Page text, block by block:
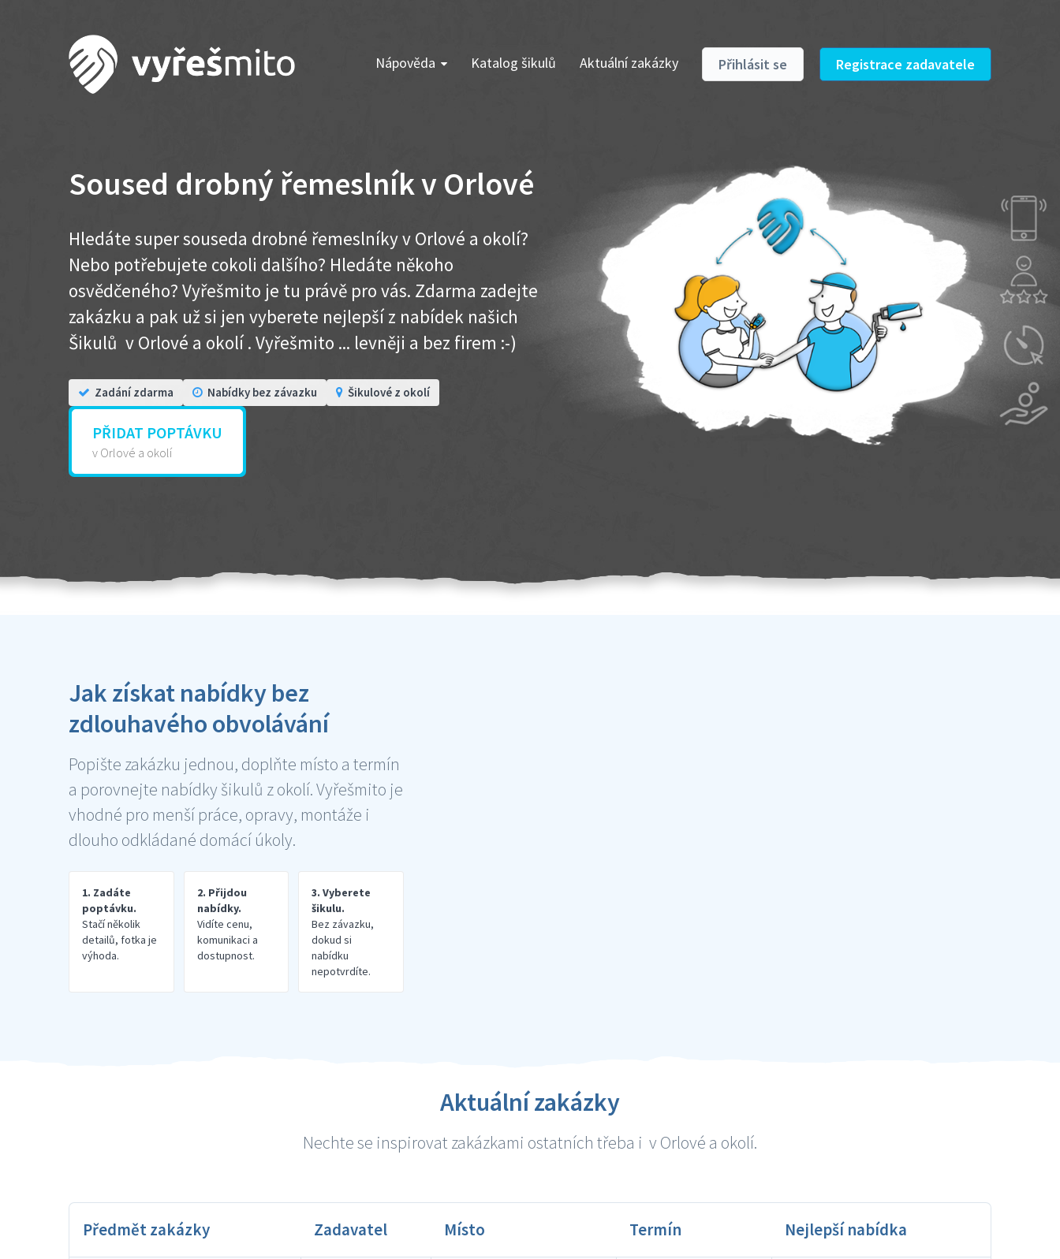
Nápověda Katalog šikulů Aktuální zakázky Přihlásit se Registrace zadavatele
Soused drobný řemeslník v Orlové
Hledáte super souseda drobné řemeslníky v Orlové a okolí?
Nebo potřebujete cokoli dalšího? Hledáte někoho
osvědčeného? Vyřešmito je tu právě pro vás. Zdarma zadejte
zakázku a pak už si jen vyberete nejlepší z nabídek našich
Šikulů v Orlové a okolí . Vyřešmito ... levněji a bez firem :-)
Zadání zdarma Nabídky bez závazku Šikulové z okolí
PŘIDAT POPTÁVKU
v Orlové a okolí
Jak získat nabídky bez
zdlouhavého obvolávání
Popište zakázku jednou, doplňte místo a termín
a porovnejte nabídky šikulů z okolí. Vyřešmito je
vhodné pro menší práce, opravy, montáže i
dlouho odkládané domácí úkoly.
1. Zadáte
poptávku.
Stačí několik
detailů, fotka je
výhoda.
2. Přijdou
nabídky.
Vidíte cenu,
komunikaci a
dostupnost.
3. Vyberete
šikulu.
Bez závazku,
dokud si
nabídku
nepotvrdíte.
Aktuální zakázky
Nechte se inspirovat zakázkami ostatních třeba i v Orlové a okolí.
Předmět zakázky Zadavatel Místo Termín Nejlepší nabídka